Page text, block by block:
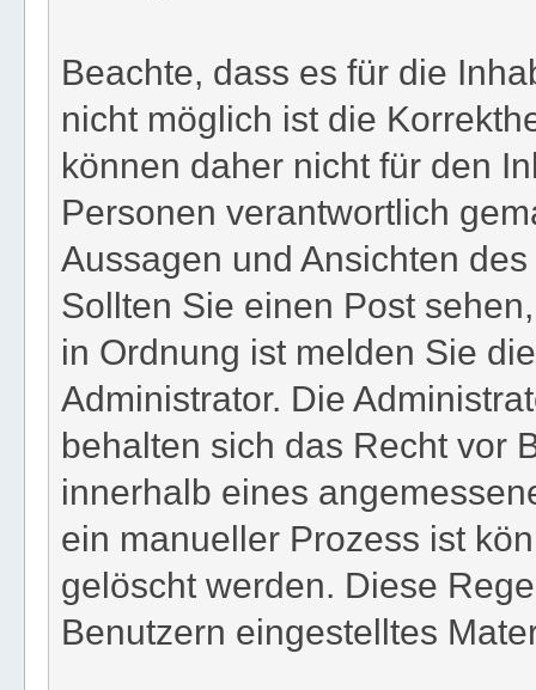
Beachte, dass es für die
nicht möglich ist die
können daher nicht für den
Personen verantwortlich
Aussagen und Ansichten
Sollten Sie einen Post
in Ordnung ist melden Sie
Administrator. Die
behalten sich das Recht vor
innerhalb eines
ein manueller Prozess ist
gelöscht werden. Diese
Benutzern eingestelltes